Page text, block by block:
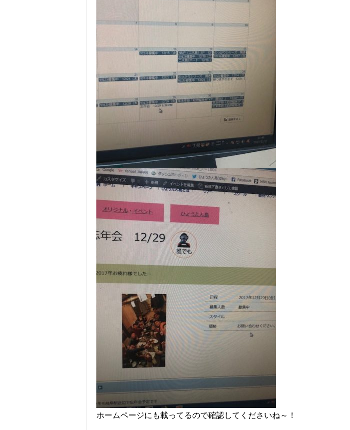
ホームページにも載ってるので確認してくださいね～！